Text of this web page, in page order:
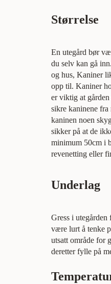
Størrelse
En utegård bør
du selv kan gå
og hus, Kaniner
opp til. Kaniner
er viktig at
sikre kaninene
kaninen noen
sikker på at de
minimum 50cm i
revenetting eller
Underlag
Gress i utegården
være lurt å tenke
utsatt område for
deretter fylle på